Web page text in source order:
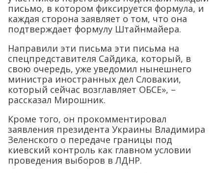
письмо, в котором фиксируется формула, и
каждая сторона заявляет о том, что она
подтверждает формулу Штайнмайера.
Направили эти письма эти письма на
спецпредставителя Сайдика, который, в
свою очередь, уже уведомил нынешнего
министра иностранных дел Словакии,
который сейчас возглавляет ОБСЕ», –
рассказал Мирошник.
Кроме того, он прокомментировал
заявления президента Украины Владимира
Зеленского о передаче границы под
киевский контроль как главном условии
проведения выборов в ЛДНР.